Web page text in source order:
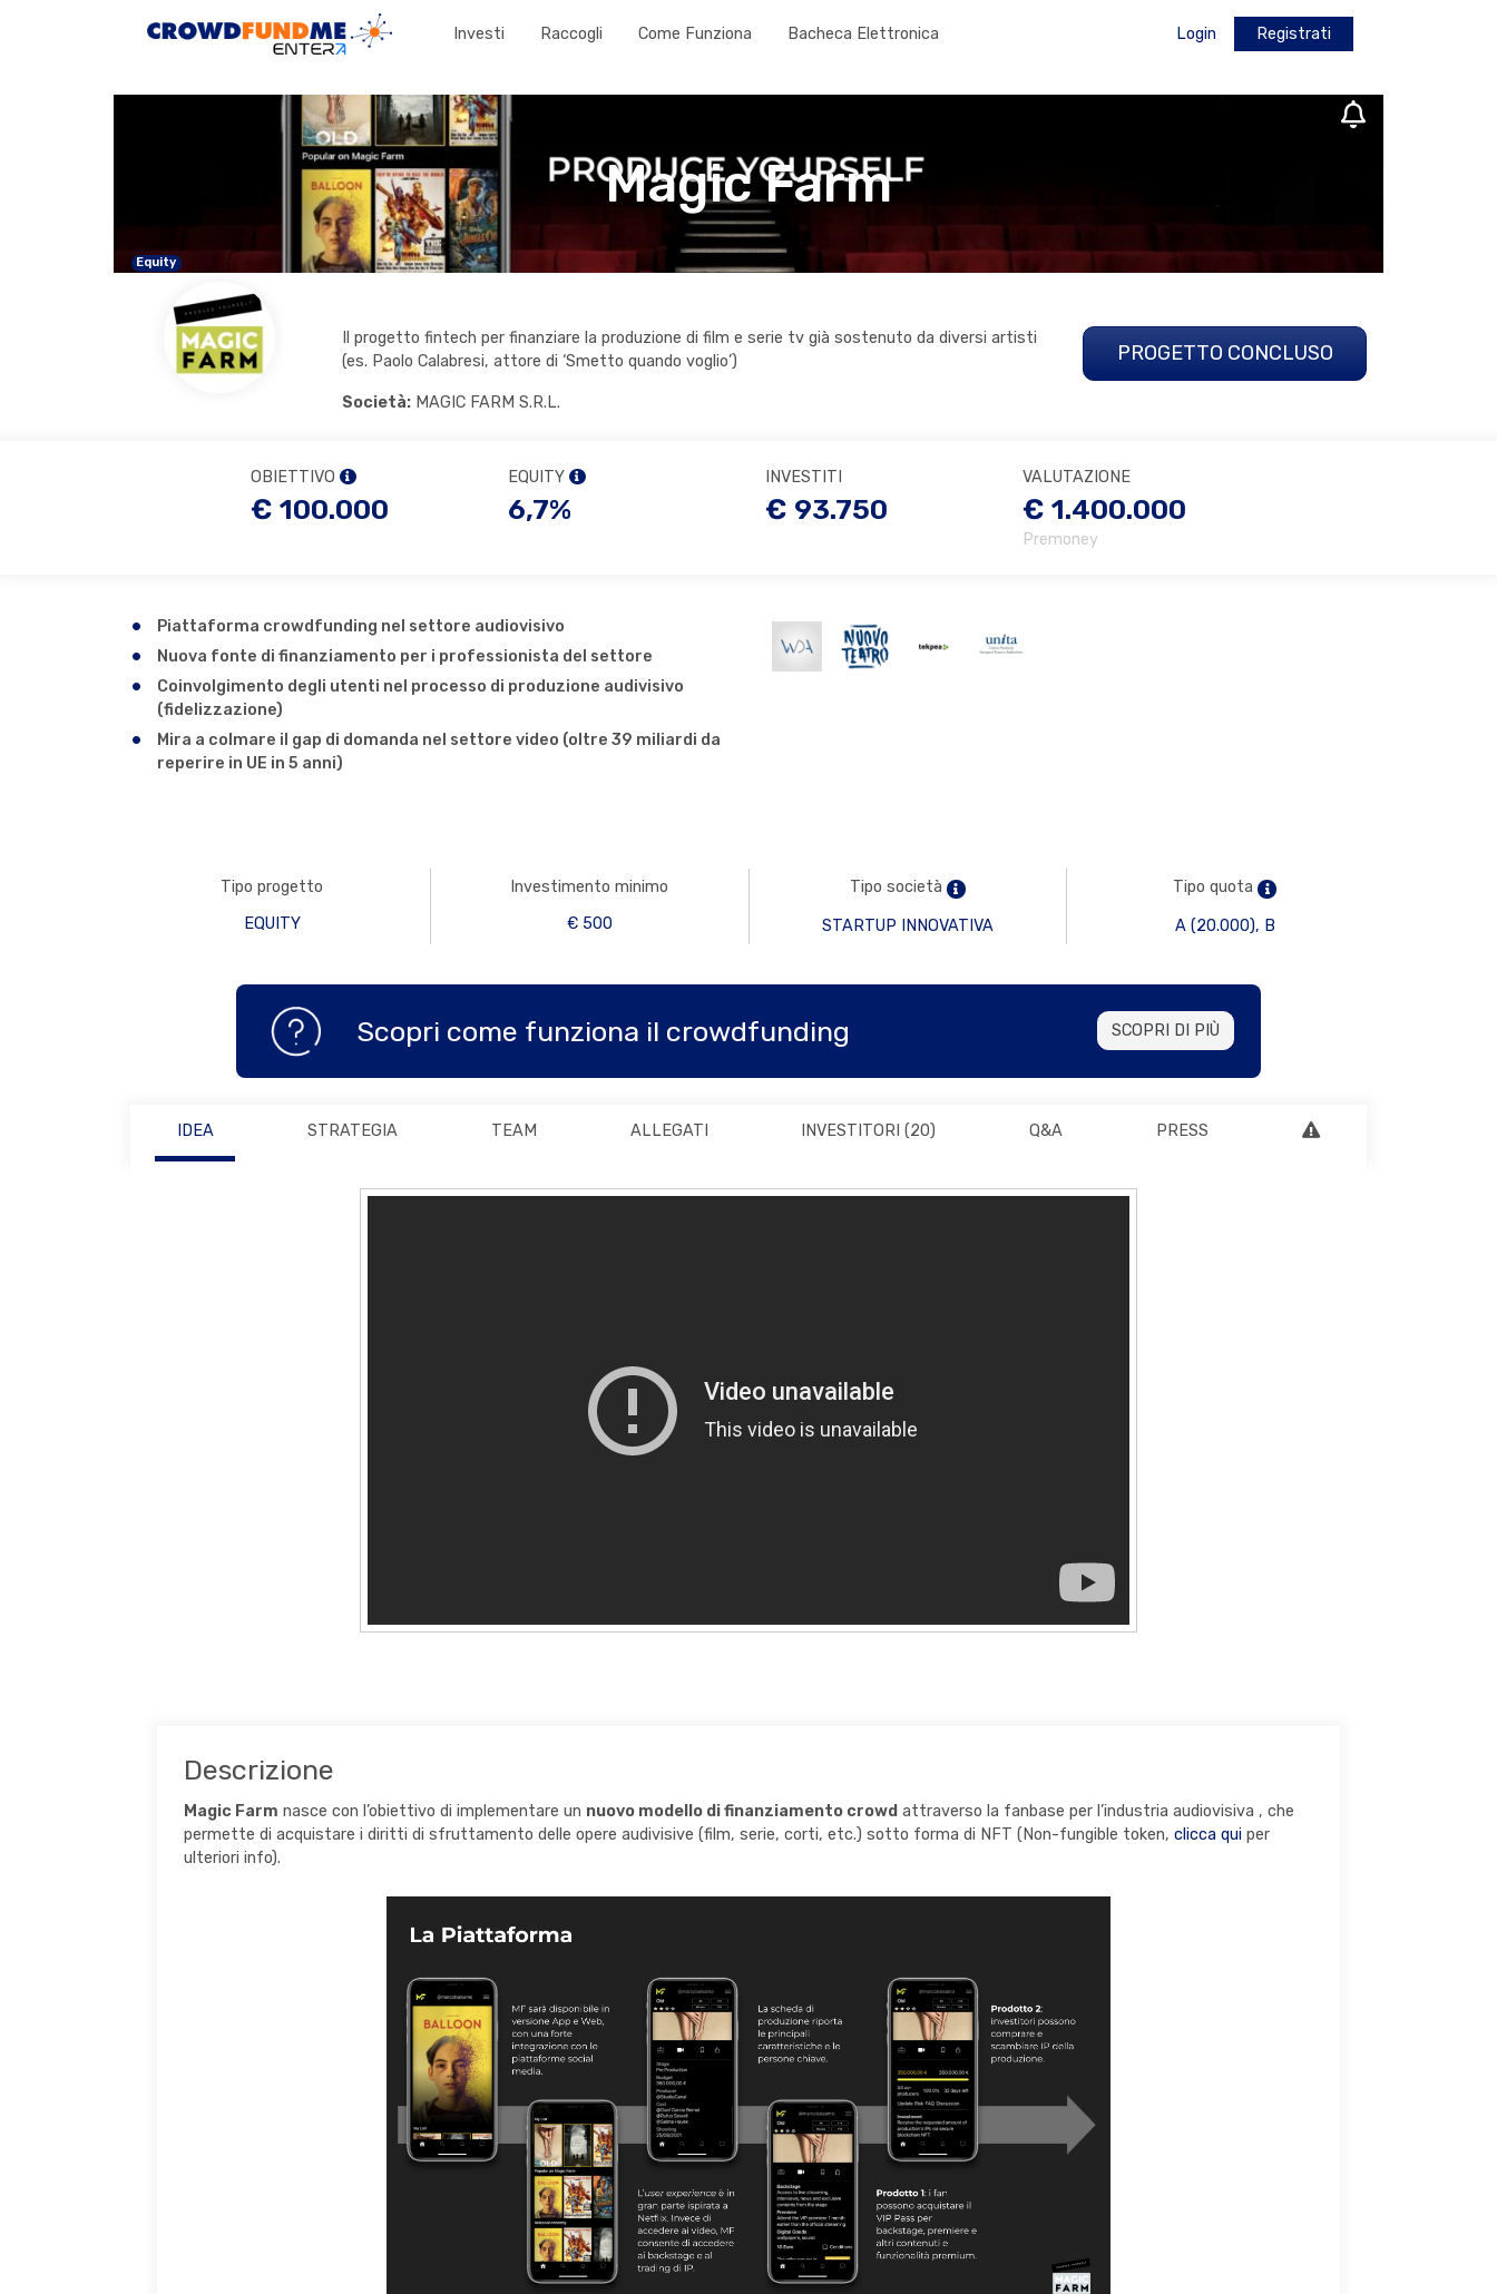
Investi Raccogli Come Funziona Bacheca Elettronica Login Registrati
Magic Farm
Equity
Il progetto fintech per finanziare la produzione di film e serie tv già sostenuto da diversi artisti
(es. Paolo Calabresi, attore di ‘Smetto quando voglio’)
Società: MAGIC FARM S.R.L.
PROGETTO CONCLUSO
OBIETTIVO
€ 100.000
EQUITY
6,7%
INVESTITI
€ 93.750
VALUTAZIONE
€ 1.400.000
Premoney
Piattaforma crowdfunding nel settore audiovisivo
Nuova fonte di finanziamento per i professionista del settore
Coinvolgimento degli utenti nel processo di produzione audivisivo
(fidelizzazione)
Mira a colmare il gap di domanda nel settore video (oltre 39 miliardi da
reperire in UE in 5 anni)
Tipo progetto
EQUITY
Investimento minimo
€ 500
Tipo società
STARTUP INNOVATIVA
Tipo quota
A (20.000), B
Scopri come funziona il crowdfunding SCOPRI DI PIÙ
IDEA STRATEGIA TEAM ALLEGATI INVESTITORI(20) Q&A PRESS
Descrizione
Magic Farm nasce con l’obiettivo di implementare un nuovo modello di finanziamento crowd attraverso la fanbase per l’industria audiovisiva , che
permette di acquistare i diritti di sfruttamento delle opere audivisive (film, serie, corti, etc.) sotto forma di NFT (Non-fungible token, clicca qui per
ulteriori info).